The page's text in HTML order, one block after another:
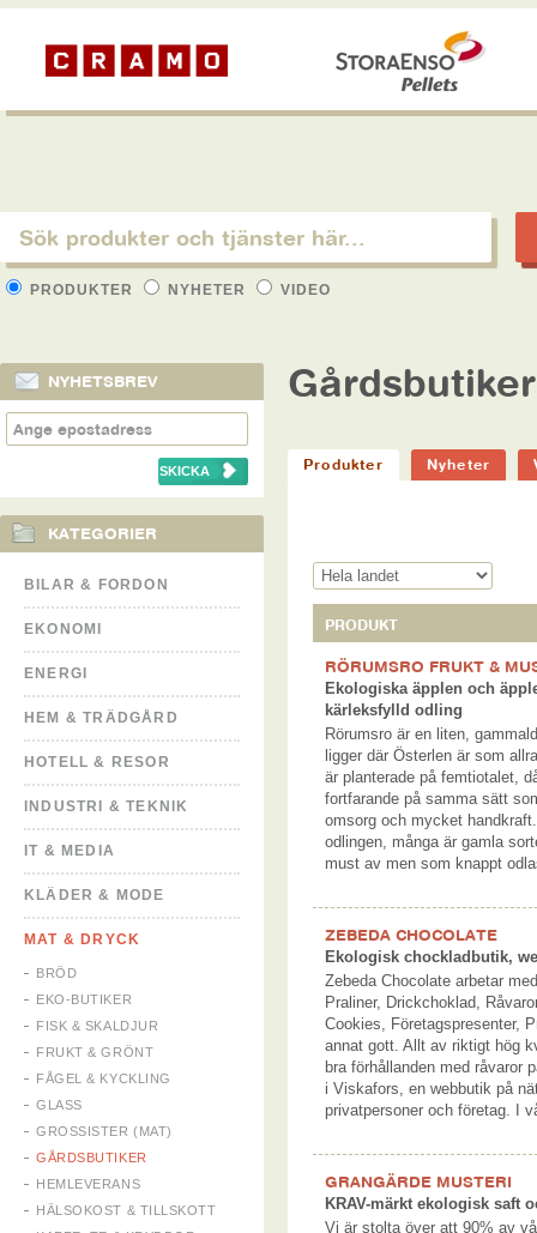
PRODUKTER NYHETER VIDEO
NYHETSBREV
KATEGORIER
BILAR & FORDON
EKONOMI
ENERGI
HEM & TRÄDGÅRD
HOTELL & RESOR
INDUSTRI & TEKNIK
IT & MEDIA
KLÄDER & MODE
MAT & DRYCK
BRÖD
EKO-BUTIKER
FISK & SKALDJUR
FRUKT & GRÖNT
FÅGEL & KYCKLING
GLASS
GROSSISTER (MAT)
GÅRDSBUTIKER
HEMLEVERANS
HÄLSOKOST & TILLSKOTT
Gårdsbutiker
Produkter Nyheter
PRODUKT
RÖRUMSRO FRUKT &
Ekologiska äpplen och
kärleksfylld odling
Rörumsro är en liten,
ligger där Österlen är som
är planterade på femtiotalet,
fortfarande på samma sätt
omsorg och mycket
odlingen, många är gamla
must av men som knappt
ZEBEDA CHOCOLATE
Ekologisk chockladbutik,
Zebeda Chocolate arbetar
Praliner, Drickchoklad,
Cookies, Företagspresenter,
annat gott. Allt av riktigt hög
bra förhållanden med råvaror
i Viskafors, en webbutik på
privatpersoner och företag. I
GRANGÄRDE MUSTERI
KRAV-märkt ekologisk saft
Vi är stolta över att 90% av